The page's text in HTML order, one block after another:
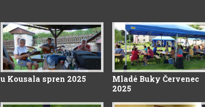
u Kousala spren 2025
Mladé Buky Červenec
2025